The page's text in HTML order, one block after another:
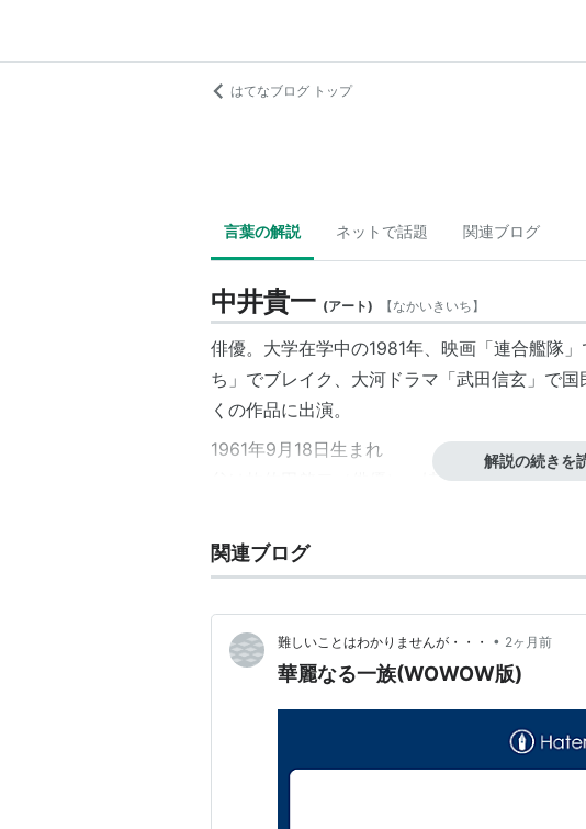
はてなブログ トップ
言葉の解説 ネットで話題 関連ブログ
中井貴一 (アート) 【なかいきいち】
俳優。大学在学中の1981年、映画「連合艦隊
ち」でブレイク、大河ドラマ「武田信玄」で
くの作品に出演。
1961年9月18日生まれ
（俳優）、姉は中井貴恵（女優
出演作品
ドラマ
立花登 青春手控え（1982年4月 - 9月、NHK
ふぞろいの林檎たち（1983年5月 - 7月、
青春泥棒・徹と由紀子（1984年、TBS） -
解説の続きを
関連ブログ
難しいことはわかりませんが・・・ • 2ヶ月前
華麗なる一族(WOWOW版)